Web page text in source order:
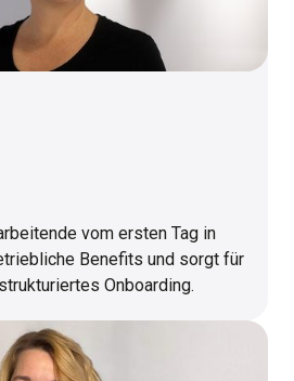
vom ersten Tag in
Benefits und sorgt für
Onboarding.